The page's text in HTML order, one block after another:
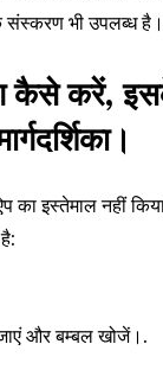
संस्करण भी उपलब्ध
कैसे करें,
का इस्तेमाल नहीं
और बम्बल खोजें।.